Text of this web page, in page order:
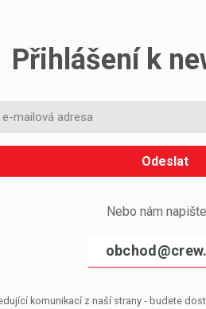
Přihlášení k
Odeslat
Nebo nám
komunikací z naší strany - budete